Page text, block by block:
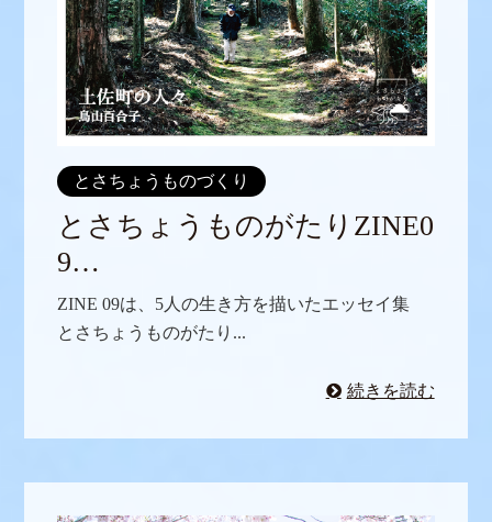
とさちょうものづくり
とさちょうものがたりZINE0
9…
ZINE 09は、5人の生き方を描いたエッセイ集
とさちょうものがたり...
続きを読む